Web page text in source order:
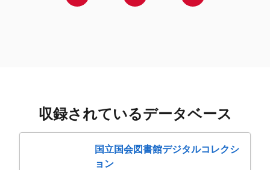
収録されているデータベース
国立国会図書館デジタルコレクシ
ョン